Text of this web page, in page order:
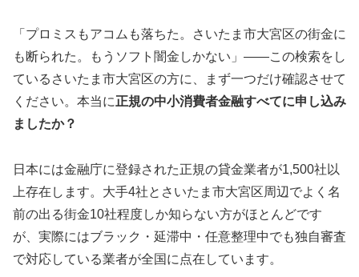
「プロミスもアコムも落ちた。さいたま市大宮区の街金に
も断られた。もうソフト闇金しかない」——この検索をし
ているさいたま市大宮区の方に、まず一つだけ確認させて
ください。本当に正規の中小消費者金融すべてに申し込み
ましたか？
日本には金融庁に登録された正規の貸金業者が1,500社以
上存在します。大手4社とさいたま市大宮区周辺でよく名
前の出る街金10社程度しか知らない方がほとんどです
が、実際にはブラック・延滞中・任意整理中でも独自審査
で対応している業者が全国に点在しています。